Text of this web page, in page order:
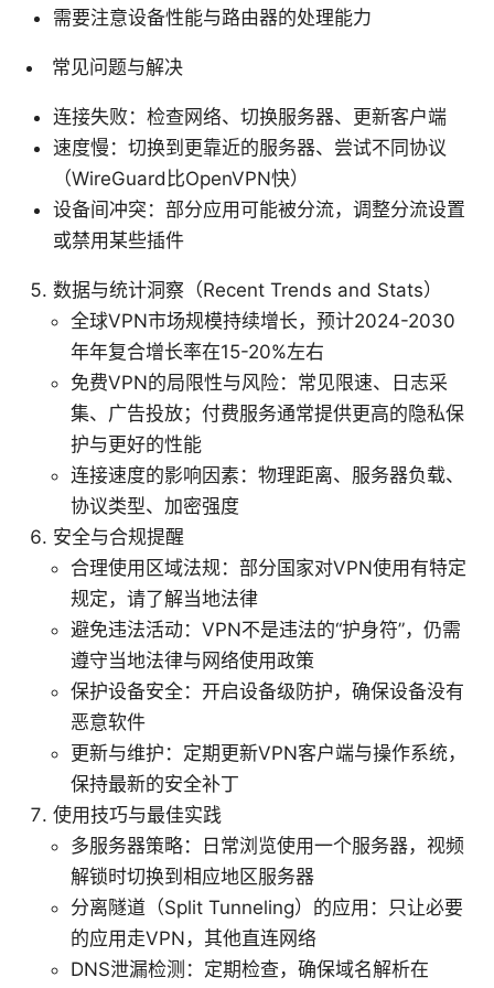
需要注意设备性能与路由器的处理能力
常见问题与解决
连接失败：检查网络、切换服务器、更新客户端
速度慢：切换到更靠近的服务器、尝试不同协议
（WireGuard比OpenVPN快）
设备间冲突：部分应用可能被分流，调整分流设置
或禁用某些插件
数据与统计洞察（Recent Trends and Stats）
全球VPN市场规模持续增长，预计2024-2030
年年复合增长率在15-20%左右
免费VPN的局限性与风险：常见限速、日志采
集、广告投放；付费服务通常提供更高的隐私保
护与更好的性能
连接速度的影响因素：物理距离、服务器负载、
协议类型、加密强度
安全与合规提醒
合理使用区域法规：部分国家对VPN使用有特定
规定，请了解当地法律
避免违法活动：VPN不是违法的“护身符”，仍需
遵守当地法律与网络使用政策
保护设备安全：开启设备级防护，确保设备没有
恶意软件
更新与维护：定期更新VPN客户端与操作系统，
保持最新的安全补丁
使用技巧与最佳实践
多服务器策略：日常浏览使用一个服务器，视频
解锁时切换到相应地区服务器
分离隧道（Split Tunneling）的应用：只让必要
的应用走VPN，其他直连网络
DNS泄漏检测：定期检查，确保域名解析在